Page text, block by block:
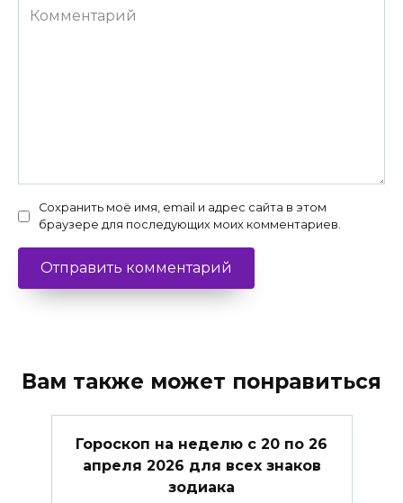
Комментарий
Сохранить моё имя, email и адрес сайта в этом
браузере для последующих моих комментариев.
Вам также может понравиться
Гороскоп на неделю с 20 по 26
апреля 2026 для всех знаков
зодиака